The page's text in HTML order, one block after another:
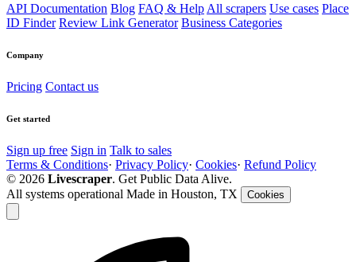
API Documentation Blog FAQ & Help All scrapers Use cases Place
ID Finder Review Link Generator Business Categories
Company
Pricing Contact us
Get started
Sign up free Sign in Talk to sales
Terms & Conditions· Privacy Policy· Cookies· Refund Policy
© 2026 Livescraper. Get Public Data Alive.
All systems operational Made in Houston, TX Cookies